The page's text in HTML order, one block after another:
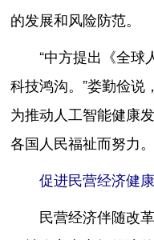
的发展和风险防范。
“中方提出《全球人
科技鸿沟。”娄勤俭说
为推动人工智能健康
各国人民福祉而努力。
促进民营经济健
民营经济伴随改革